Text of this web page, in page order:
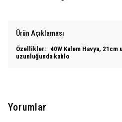
Ürün Açıklaması
Özellikler: 40W Kalem Havya, 21cm
uzunluğunda kablo
Yorumlar